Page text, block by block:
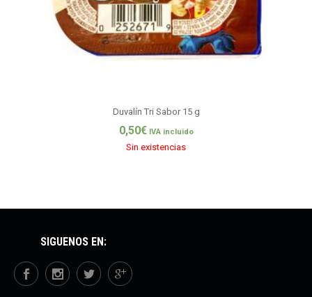
Duvalín Tri Sabor 15 g
0,50€ IVA incluido
Sin existencias
SÍGUENOS EN: